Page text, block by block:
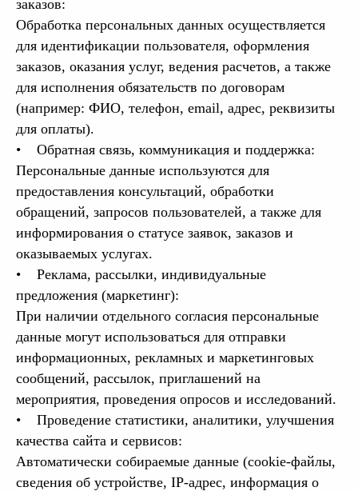
заказов:
Обработка персональных данных осуществляется
для идентификации пользователя, оформления
заказов, оказания услуг, ведения расчетов, а также
для исполнения обязательств по договорам
(например: ФИО, телефон, email, адрес, реквизиты
для оплаты).
• Обратная связь, коммуникация и поддержка:
Персональные данные используются для
предоставления консультаций, обработки
обращений, запросов пользователей, а также для
информирования о статусе заявок, заказов и
оказываемых услугах.
• Реклама, рассылки, индивидуальные
предложения (маркетинг):
При наличии отдельного согласия персональные
данные могут использоваться для отправки
информационных, рекламных и маркетинговых
сообщений, рассылок, приглашений на
мероприятия, проведения опросов и исследований.
• Проведение статистики, аналитики, улучшения
качества сайта и сервисов:
Автоматически собираемые данные (cookie-файлы,
сведения об устройстве, IP-адрес, информация о